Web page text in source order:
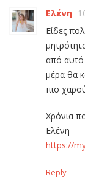
Ελένη
Είδες
από αυτό
μέρα θα
πιο
Χρόνια
Ελένη
https://
Reply